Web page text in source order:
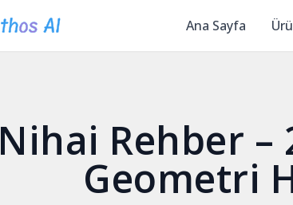
Ana Sayfa
Nihai Rehber –
Geometri